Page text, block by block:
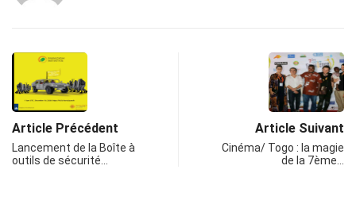
Article Précédent
Lancement de la Boîte à
outils de sécurité…
Article Suivant
Cinéma/ Togo : la magie
de la 7ème…